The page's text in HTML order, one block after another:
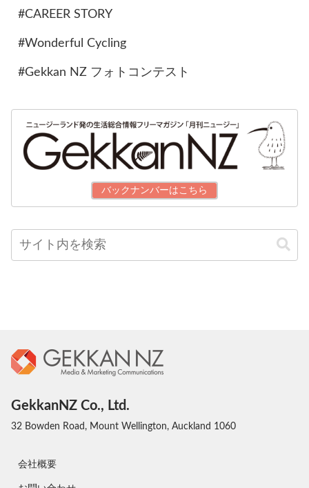
#CAREER STORY
#Wonderful Cycling
#Gekkan NZ フォトコンテスト
バックナンバーはこちら
GekkanNZ Co., Ltd.
32 Bowden Road, Mount Wellington, Auckland 1060
会社概要